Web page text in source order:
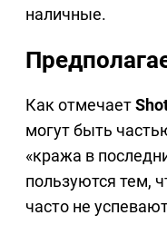
наличные.
Как отмечает
могут быть
«кража в
пользуются тем,
часто не